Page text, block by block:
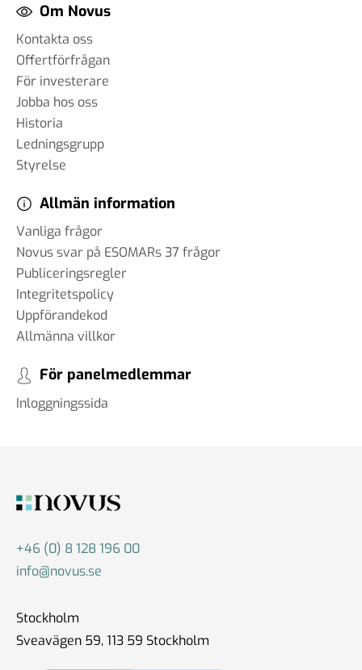
Om Novus
Kontakta oss
Offertförfrågan
För investerare
Jobba hos oss
Historia
Ledningsgrupp
Styrelse
Allmän information
Vanliga frågor
Novus svar på ESOMARs 37 frågor
Publiceringsregler
Integritetspolicy
Uppförandekod
Allmänna villkor
För panelmedlemmar
Inloggningssida
+46 (0) 8 128 196 00
info@novus.se
Stockholm
Sveavägen 59, 113 59 Stockholm